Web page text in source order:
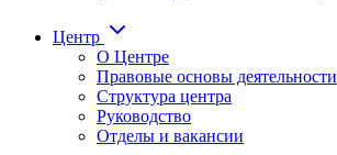
Центр
О Центре
Правовые основы деятельности
Структура центра
Руководство
Отделы и вакансии